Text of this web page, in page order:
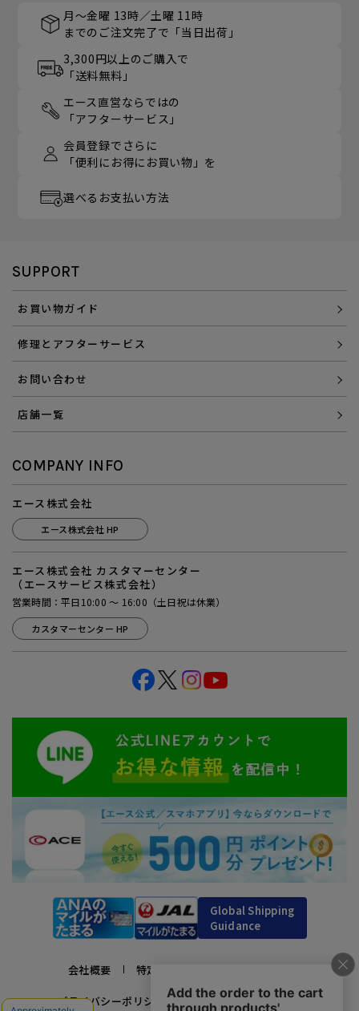
月～金曜 13時／土曜 11時
までのご注文完了で「当日出荷」
3,300円以上のご購入で
「送料無料」
エース直営ならではの
「アフターサービス」
会員登録でさらに
「便利にお得にお買い物」を
選べるお支払い方法
SUPPORT
お買い物ガイド
修理とアフターサービス
お問い合わせ
店舗一覧
COMPANY INFO
エース株式会社
エース株式会社 HP
エース株式会社 カスタマーセンター
（エースサービス株式会社）
営業時間：平日10:00 ～ 16:00（土日祝は休業）
カスタマーセンター HP
Global Shipping
Guidance
会社概要 特定商取引法に基づく表示
プライバシーポリシー 利用規約 採用情報